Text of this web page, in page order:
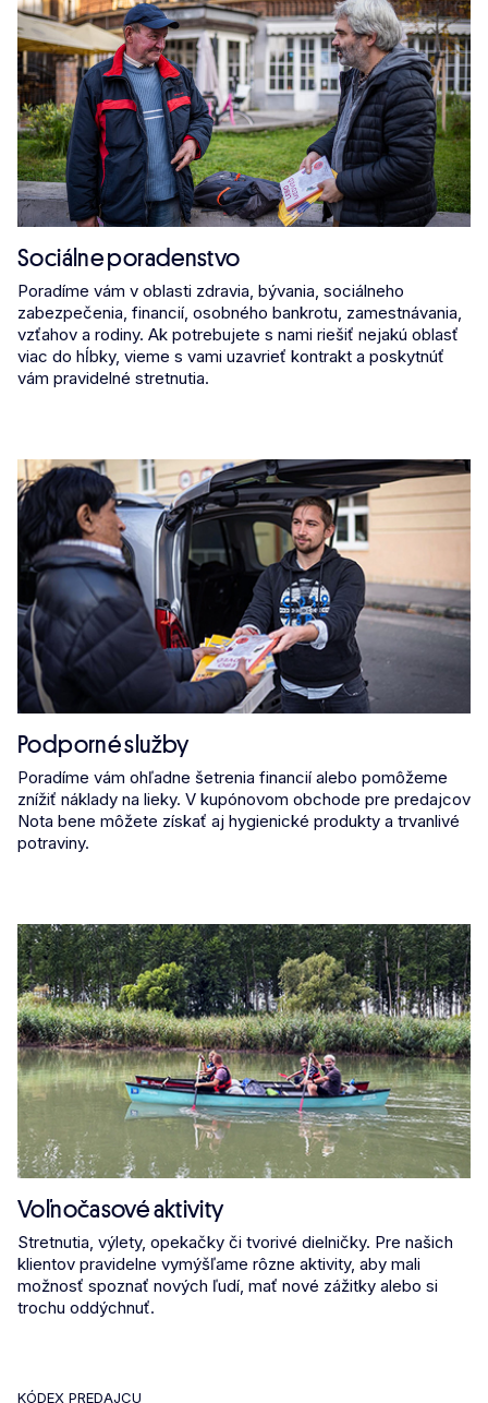
Sociálne poradenstvo
Poradíme vám v oblasti zdravia, bývania, sociálneho
zabezpečenia, financií, osobného bankrotu, zamestnávania,
vzťahov a rodiny. Ak potrebujete s nami riešiť nejakú oblasť
viac do hĺbky, vieme s vami uzavrieť kontrakt a poskytnúť
vám pravidelné stretnutia.
Podporné služby
Poradíme vám ohľadne šetrenia financií alebo pomôžeme
znížiť náklady na lieky. V kupónovom obchode pre predajcov
Nota bene môžete získať aj hygienické produkty a trvanlivé
potraviny.
Voľnočasové aktivity
Stretnutia, výlety, opekačky či tvorivé dielničky. Pre našich
klientov pravidelne vymýšľame rôzne aktivity, aby mali
možnosť spoznať nových ľudí, mať nové zážitky alebo si
trochu oddýchnuť.
KÓDEX PREDAJCU